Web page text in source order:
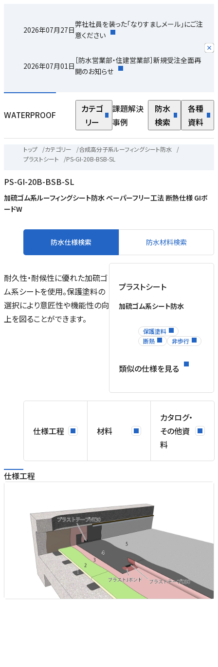
2026年07月27日
弊社社員を装った「なりすましメール」にご注
意ください
2026年07月01日
［防水営業部・住建営業部］新規受注全面再
開のお知らせ
WATERPROOF
カテゴ
リー
課題解決
事例
防水
検索
各種
資料
トップ /カテゴリー /合成高分子系ルーフィングシート防水
/
プラストシート
/PS-GI-20B-BSB-SL
PS-GI-20B-BSB-SL
加硫ゴム系ルーフィングシート防水 ベーパーフリー工法 断熱仕様 GIボ
ードW
防水仕様検索 防水材料検索
耐久性・耐候性に優れた加硫ゴ
ム系シートを使用。保護塗料の
選択により意匠性や機能性の向
上を図ることができます。
プラストシート
加硫ゴム系シート防水
保護塗料
断熱
非歩行
類似の仕様を見る
仕様工程 材料
カタログ・
その他資
料
仕様工程